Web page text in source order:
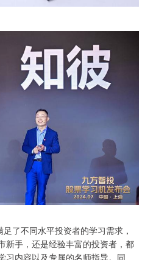
了不同水平投资者的学习需求，
新手，还是经验丰富的投资者，都
习内容以及专属的名师指导。同